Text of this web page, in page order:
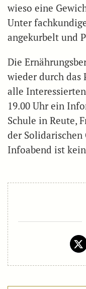
wieso eine
Unter
angekurbelt und
Die
wieder durch das
alle
19.00 Uhr ein
Schule in Reute,
der Solidarischen
Infoabend ist